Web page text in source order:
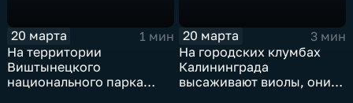
20 марта
1 мин
На территории
Виштынецкого
национального парка
20 марта
3 мин
На городских клумбах
Калининграда
высаживают виолы, они